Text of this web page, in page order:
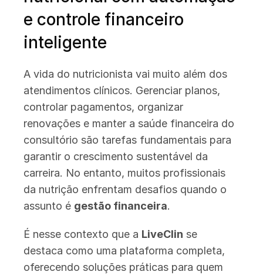
e controle financeiro
inteligente
A vida do nutricionista vai muito além dos
atendimentos clínicos. Gerenciar planos,
controlar pagamentos, organizar
renovações e manter a saúde financeira do
consultório são tarefas fundamentais para
garantir o crescimento sustentável da
carreira. No entanto, muitos profissionais
da nutrição enfrentam desafios quando o
assunto é gestão financeira.
É nesse contexto que a LiveClin se
destaca como uma plataforma completa,
oferecendo soluções práticas para quem